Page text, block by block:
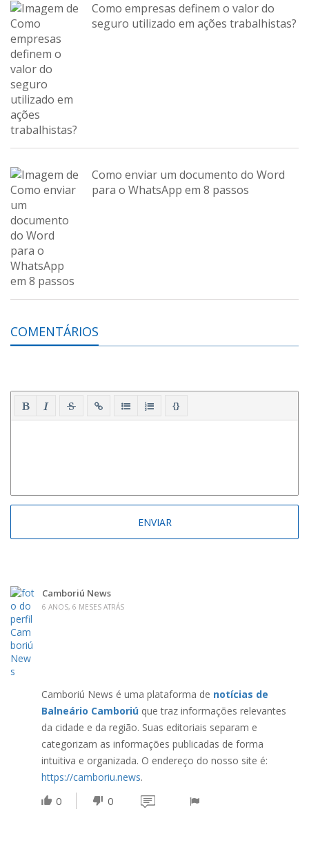
Como empresas definem o valor do
seguro utilizado em ações trabalhistas?
Como enviar um documento do Word
para o WhatsApp em 8 passos
COMENTÁRIOS
{}
Camboriú News
6 ANOS, 6 MESES ATRÁS
Camboriú News é uma plataforma de notícias de
Balneário Camboriú que traz informações relevantes
da cidade e da região. Suas editoriais separam e
categorizam as informações publicadas de forma
intuitiva e organizada. O endereço do nosso site é:
https://camboriu.news.
0 0